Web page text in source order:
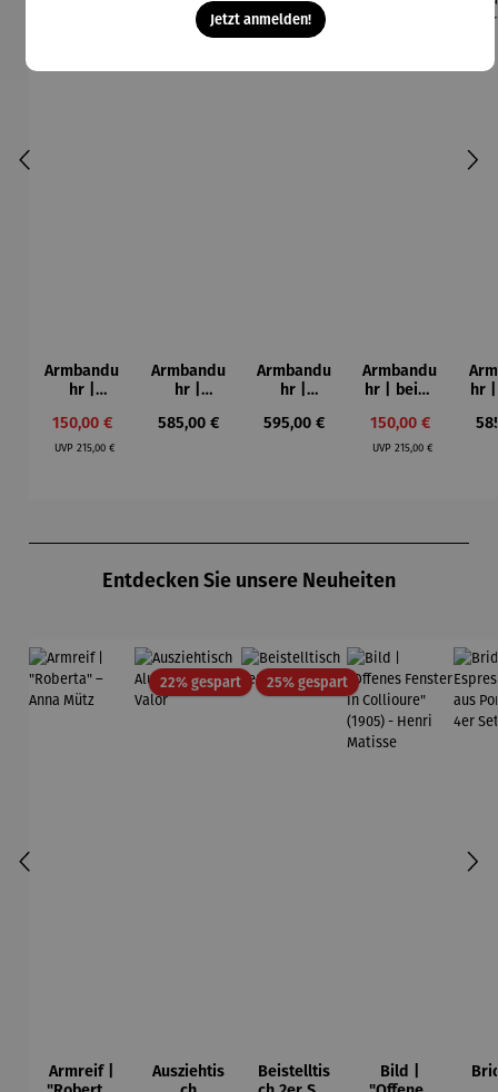
Armbandu
hr |
weiß –
Walter
Verkaufspreis:
150,00 €
UVP Regulärer Preis:
215,00 €
Armbandu
hr |
Automatik
Regulärer Preis:
585,00 €
Armbandu
hr |
Automatik
Regulärer Preis:
595,00 €
Armbandu
hr | beige
Walter
Gropius
Verkaufspreis:
150,00 €
UVP Regulärer Preis:
215,00 €
hr
Entdecken Sie unsere Neuheiten
Armreif |
22% gespartRabatt
Ausziehtis
25% gespartRabatt
Beistelltis
Bild |
Jetzt anmelden!